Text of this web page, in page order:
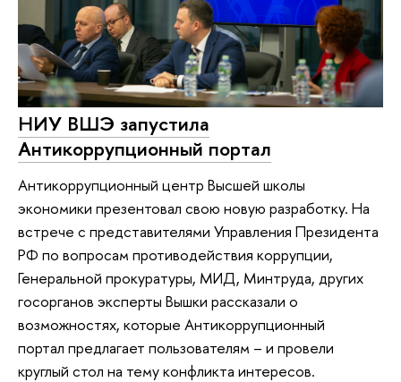
НИУ ВШЭ запустила
Антикоррупционный портал
Антикоррупционный центр Высшей школы
экономики презентовал свою новую разработку. На
встрече с представителями Управления Президента
РФ по вопросам противодействия коррупции,
Генеральной прокуратуры, МИД, Минтруда, других
госорганов эксперты Вышки рассказали о
возможностях, которые Антикоррупционный
портал предлагает пользователям – и провели
круглый стол на тему конфликта интересов.